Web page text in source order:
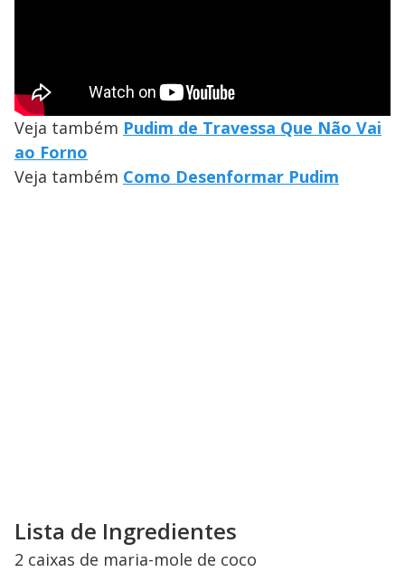
Veja também Pudim de Travessa Que Não Vai
ao Forno
Veja também Como Desenformar Pudim
Lista de Ingredientes
2 caixas de maria-mole de coco